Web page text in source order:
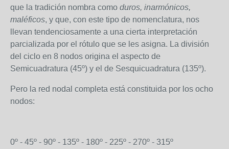
que la tradición nombra como duros, inarmónicos,
maléficos, y que, con este tipo de nomenclatura, nos
llevan tendenciosamente a una cierta interpretación
parcializada por el rótulo que se les asigna. La división
del ciclo en 8 nodos origina el aspecto de
Semicuadratura (45º) y el de Sesquicuadratura (135º).
Pero la red nodal completa está constituida por los ocho
nodos:
0º - 45º - 90º - 135º - 180º - 225º - 270º - 315º